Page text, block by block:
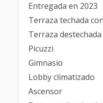
Entregada en 2023
Terraza techada
Terraza destechada
Picuzzi
Gimnasio
Lobby climatizado
Ascensor